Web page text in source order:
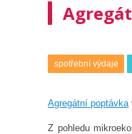
spotřební výdaje
Agregátní poptávka
Z pohledu